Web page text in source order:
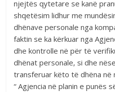
njejtës qytetare se kanë
shqetësim lidhur me
dhënave personale nga
faktin se ka kërkuar nga
dhe kontrolle në për të
dhënat personale, si dhe
transferuar këto të dhëna
“ Agjencia në planin e punës